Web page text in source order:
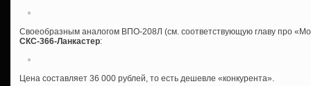
Своеобразным аналогом ВПО-208Л (см. соответствующую главу про
СКС-366-Ланкастер:
Цена составляет 36 000 рублей, то есть дешевле «конкурента».